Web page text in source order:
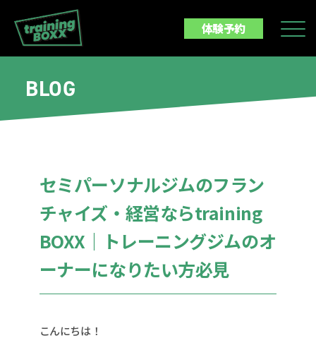
体験予約
BLOG
セミパーソナルジムのフラン
チャイズ・経営ならtraining
BOXX｜トレーニングジムのオ
ーナーになりたい方必見
こんにちは！